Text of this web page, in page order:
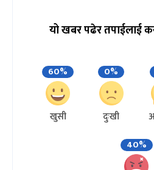
यो खबर पढेर तपाईलाई
60%
खुसी
0%
दुःखी
40%